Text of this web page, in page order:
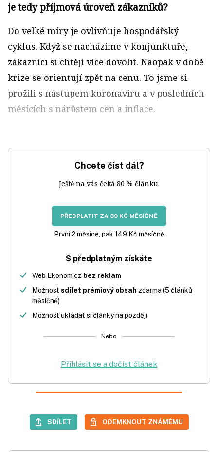
je tedy příjmová úroveň zákazníků?
Do velké míry je ovlivňuje hospodářský
cyklus. Když se nacházíme v konjunktuře,
zákazníci si chtějí více dovolit. Naopak v době
krize se orientují zpět na cenu. To jsme si
prožili s nástupem koronaviru a v posledních
měsících s nárůstem cen a inflace.
Chcete číst dál?
Ještě na vás čeká 80 % článku.
PŘEDPLATIT ZA 39 KČ MĚSÍČNĚ
První 2 měsíce, pak 149 Kč měsíčně
S předplatným získáte
Web Ekonom.cz bez reklam
Možnost sdílet prémiový obsah zdarma (5 článků
měsíčně)
Možnost ukládat si články na později
Nebo
Přihlásit se a dočíst článek
SDÍLET ODEMKNOUT ZNÁMÉMU